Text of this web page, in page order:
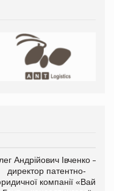
Андрійович Івченко —
директор патентно-
компанії «Вайз